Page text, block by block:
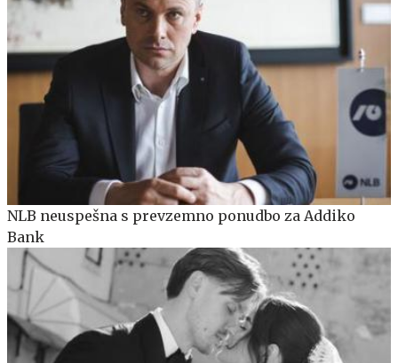
NLB neuspešna s prevzemno ponudbo za Addiko
Bank